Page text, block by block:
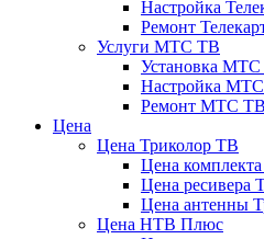
Настройка
Ремонт
Услуги МТС ТВ
Установка
Настройка
Ремонт МТС ТВ
Цена
Цена Триколор ТВ
Цена
Цена ресивера
Цена антенны
Цена НТВ Плюс